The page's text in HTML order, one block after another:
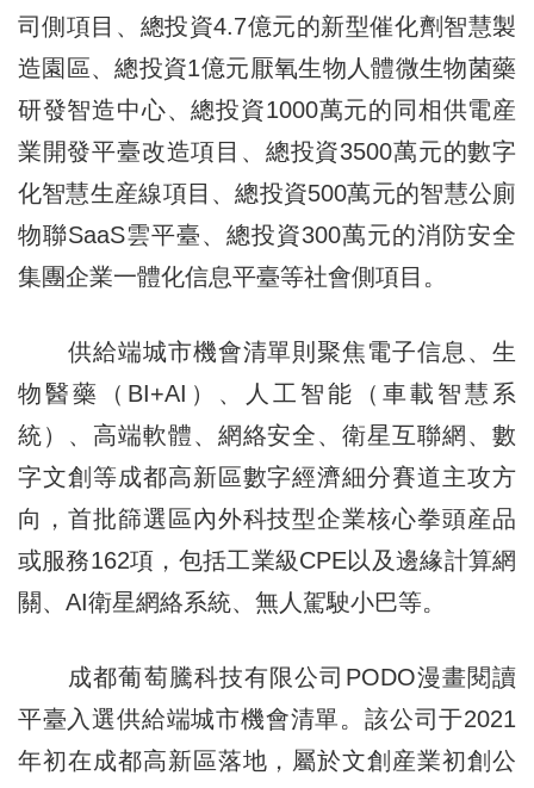
司側項目、總投資4.7億元的新型催化劑智慧製
造園區、總投資1億元厭氧生物人體微生物菌藥
研發智造中心、總投資1000萬元的同相供電産
業開發平臺改造項目、總投資3500萬元的數字
化智慧生産線項目、總投資500萬元的智慧公廁
物聯SaaS雲平臺、總投資300萬元的消防安全
集團企業一體化信息平臺等社會側項目。
供給端城市機會清單則聚焦電子信息、生
物醫藥（BI+AI）、人工智能（車載智慧系
統）、高端軟體、網絡安全、衛星互聯網、數
字文創等成都高新區數字經濟細分賽道主攻方
向，首批篩選區內外科技型企業核心拳頭産品
或服務162項，包括工業級CPE以及邊緣計算網
關、AI衛星網絡系統、無人駕駛小巴等。
成都葡萄騰科技有限公司PODO漫畫閱讀
平臺入選供給端城市機會清單。該公司于2021
年初在成都高新區落地，屬於文創産業初創公